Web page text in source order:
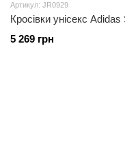
Артикул: JR0929
Кросівки унісекс
5 269 грн